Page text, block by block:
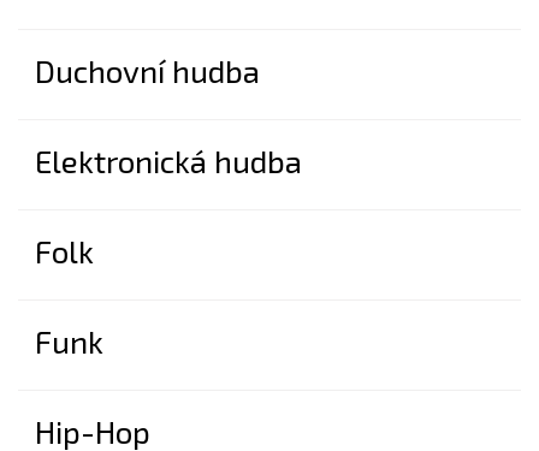
Duchovní hudba
Elektronická hudba
Folk
Funk
Hip-Hop